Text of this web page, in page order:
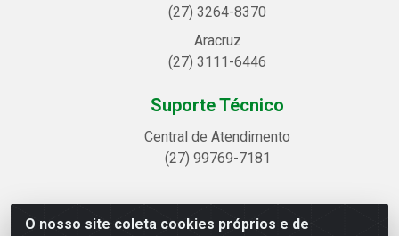
O nosso site coleta cookies próprios e de
(27) 3264-8370
Aracruz
(27) 3111-6446
Suporte Técnico
Central de Atendimento
(27) 99769-7181